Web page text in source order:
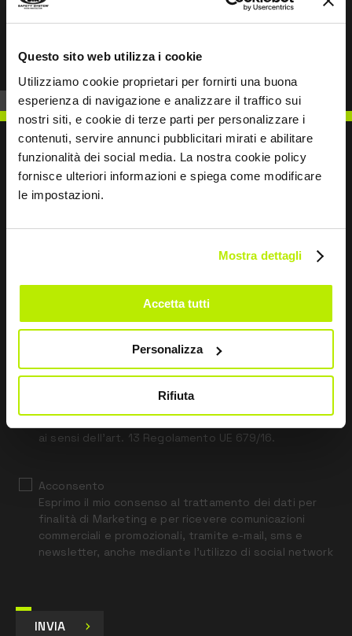
Questo sito web utilizza i cookie
Utilizziamo cookie proprietari per fornirti una buona
esperienza di navigazione e analizzare il traffico sui
nostri siti, e cookie di terze parti per personalizzare i
contenuti, servire annunci pubblicitari mirati e abilitare
funzionalità dei social media. La nostra cookie policy
fornisce ulteriori informazioni e spiega come modificare
le impostazioni.
Mostra dettagli
Accetta tutti
Personalizza
Rifiuta
Prev Next
Restiamo in contatto
Leave
field
ai sensi dell’art. 13 Regolamento UE 679/16.
Acconsento
Esprimo il mio consenso al trattamento dei dati per
finalità di Marketing e per ricevere comunicazioni
commerciali e promozionali, tramite e-mail, sms e
newsletter, anche mediante l’utilizzo di social network
INVIA